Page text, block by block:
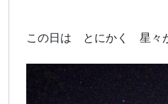
この日は とにかく 星々